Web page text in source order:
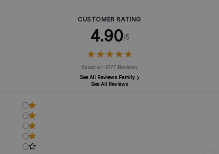
CUSTOMER RATING
4.90/5
★★★★★
★★★★★
Based on 6177 Reviews
See All Reviews Family
See All Reviews